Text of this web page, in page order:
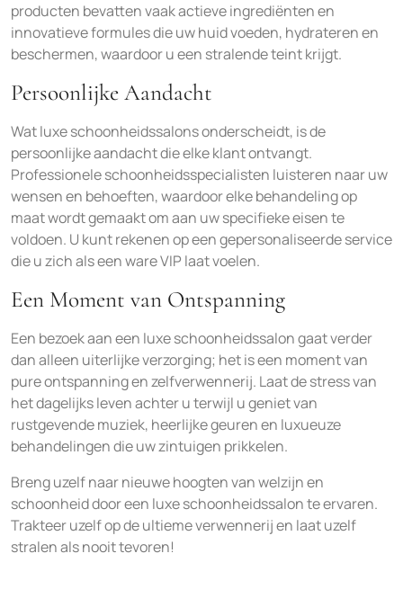
producten bevatten vaak actieve ingrediënten en
innovatieve formules die uw huid voeden, hydrateren en
beschermen, waardoor u een stralende teint krijgt.
Persoonlijke Aandacht
Wat luxe schoonheidssalons onderscheidt, is de
persoonlijke aandacht die elke klant ontvangt.
Professionele schoonheidsspecialisten luisteren naar uw
wensen en behoeften, waardoor elke behandeling op
maat wordt gemaakt om aan uw specifieke eisen te
voldoen. U kunt rekenen op een gepersonaliseerde service
die u zich als een ware VIP laat voelen.
Een Moment van Ontspanning
Een bezoek aan een luxe schoonheidssalon gaat verder
dan alleen uiterlijke verzorging; het is een moment van
pure ontspanning en zelfverwennerij. Laat de stress van
het dagelijks leven achter u terwijl u geniet van
rustgevende muziek, heerlijke geuren en luxueuze
behandelingen die uw zintuigen prikkelen.
Breng uzelf naar nieuwe hoogten van welzijn en
schoonheid door een luxe schoonheidssalon te ervaren.
Trakteer uzelf op de ultieme verwennerij en laat uzelf
stralen als nooit tevoren!